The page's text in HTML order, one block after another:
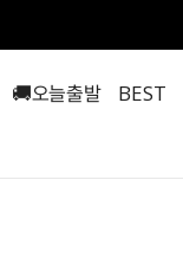
🚚오늘출발 BEST